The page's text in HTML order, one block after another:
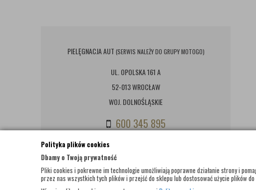
Polityka plików cookies
Dbamy o Twoją prywatność
Pliki cookies i pokrewne im technologie umożliwiają poprawne działanie strony i
przez nas wszystkich tych plików i przejść do sklepu lub dostosować użycie plików
PIELĘGNACJA AUT (SERWIS NALEŻY DO GRUPY MOTOGO)
UL. OPOLSKA 161 A
52-013 WROCŁAW
WOJ. DOLNOŚLĄSKIE
600 345 895
BIURO@PIELEGNACJAAUT.PL